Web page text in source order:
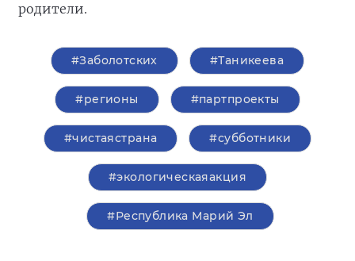
родители.
#Заболотских #Таникеева
#регионы #партпроекты
#чистаястрана #субботники
#экологическаяакция
#Республика Марий Эл